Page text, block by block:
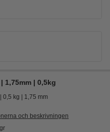
1,75mm | 0,5kg
0,5 kg 1,75 mm
och beskrivningen